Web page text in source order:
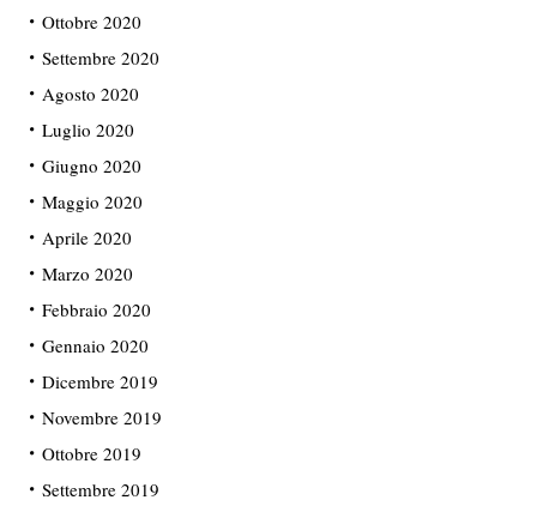
Ottobre 2020
Settembre 2020
Agosto 2020
Luglio 2020
Giugno 2020
Maggio 2020
Aprile 2020
Marzo 2020
Febbraio 2020
Gennaio 2020
Dicembre 2019
Novembre 2019
Ottobre 2019
Settembre 2019